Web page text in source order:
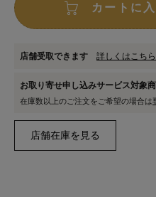
カートに
店舗受取できます 詳しくはこち
お取り寄せ申し込みサービス対象
在庫数以上のご注文をご希望の場合は